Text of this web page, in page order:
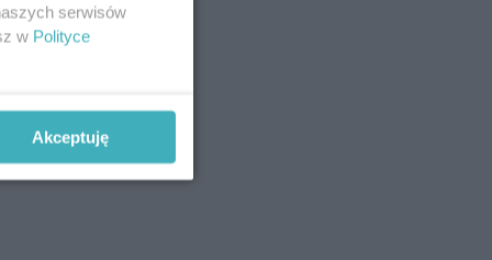
serwisów
w Polityce
Akceptuję